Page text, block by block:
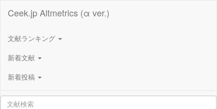
Ceek.jp Altmetrics (α ver.)
文献ランキング
新着文献
新着投稿